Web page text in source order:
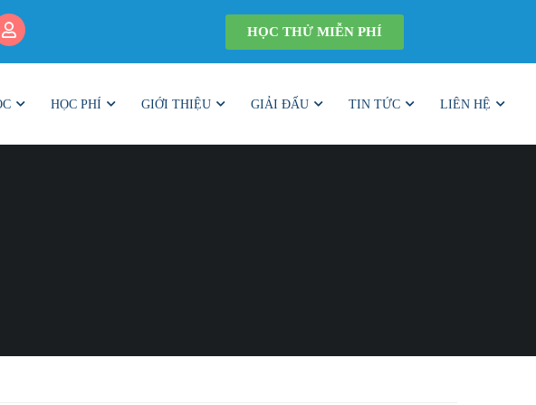
HỌC THỬ MIỄN PHÍ
HỌC PHÍ GIỚI THIỆU GIẢI ĐẤU TIN TỨC LIÊN HỆ